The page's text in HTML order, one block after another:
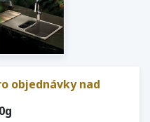
objednávky nad